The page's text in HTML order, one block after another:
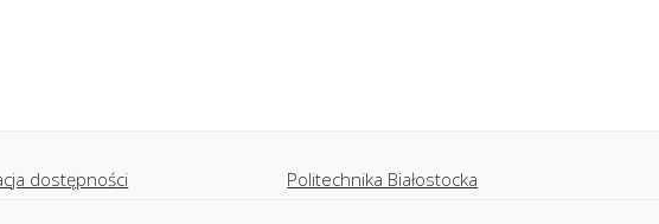
dostępności Politechnika Białostocka